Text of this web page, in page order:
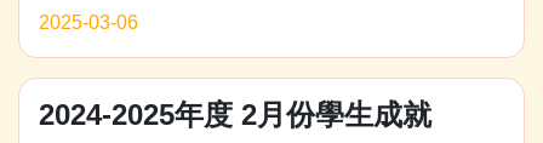
2025-03-06
2024-2025年度 2月份學生成就